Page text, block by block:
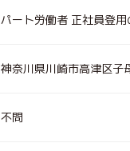
パート労働者 正社員登
神奈川県川崎市高津区子
不問